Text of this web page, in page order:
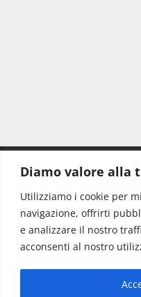
Diamo valore alla
Utilizziamo i cookie per
navigazione, offrirti
e analizzare il nostro
acconsenti al nostro
Redazione:
Direttore:
Info & Commerciale: